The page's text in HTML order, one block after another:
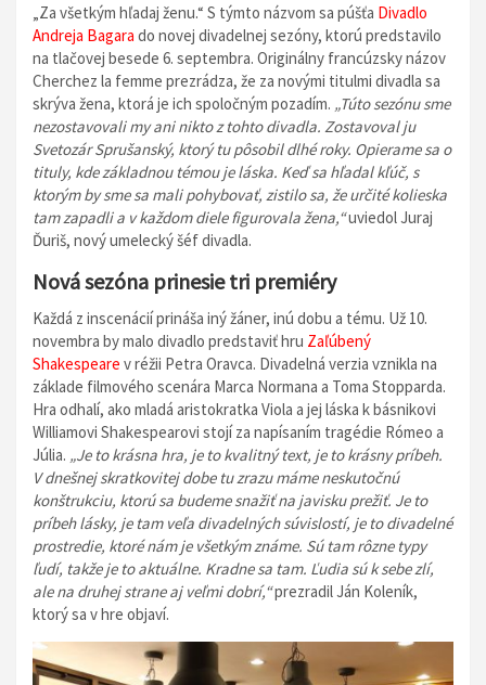
„Za všetkým hľadaj ženu.“ S týmto názvom sa púšťa Divadlo
Andreja Bagara do novej divadelnej sezóny, ktorú predstavilo
na tlačovej besede 6. septembra. Originálny francúzsky názov
Cherchez la femme prezrádza, že za novými titulmi divadla sa
skrýva žena, ktorá je ich spoločným pozadím. „Túto sezónu sme
nezostavovali my ani nikto z tohto divadla. Zostavoval ju
Svetozár Sprušanský, ktorý tu pôsobil dlhé roky. Opierame sa o
tituly, kde základnou témou je láska. Keď sa hľadal kľúč, s
ktorým by sme sa mali pohybovať, zistilo sa, že určité kolieska
tam zapadli a v každom diele figurovala žena,“uviedol Juraj
Ďuriš, nový umelecký šéf divadla.
Nová sezóna prinesie tri premiéry
Každá z inscenácií prináša iný žáner, inú dobu a tému. Už 10.
novembra by malo divadlo predstaviť hru Zaľúbený
Shakespeare v réžii Petra Oravca. Divadelná verzia vznikla na
základe filmového scenára Marca Normana a Toma Stopparda.
Hra odhalí, ako mladá aristokratka Viola a jej láska k básnikovi
Williamovi Shakespearovi stojí za napísaním tragédie Rómeo a
Júlia. „Je to krásna hra, je to kvalitný text, je to krásny príbeh.
V dnešnej skratkovitej dobe tu zrazu máme neskutočnú
konštrukciu, ktorú sa budeme snažiť na javisku prežiť. Je to
príbeh lásky, je tam veľa divadelných súvislostí, je to divadelné
prostredie, ktoré nám je všetkým známe. Sú tam rôzne typy
ľudí, takže je to aktuálne. Kradne sa tam. Ľudia sú k sebe zlí,
ale na druhej strane aj veľmi dobrí,“prezradil Ján Koleník,
ktorý sa v hre objaví.